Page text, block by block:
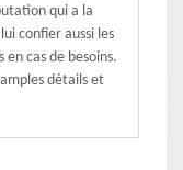
qui a la
confier aussi les
cas de besoins.
détails et